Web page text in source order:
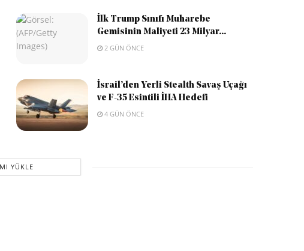
İlk Trump Sınıfı Muharebe
Gemisinin Maliyeti 23 Milyar...
2 GÜN ÖNCE
İsrail’den Yerli Stealth Savaş Uçağı
ve F-35 Esintili İHA Hedefi
4 GÜN ÖNCE
YÜKLE